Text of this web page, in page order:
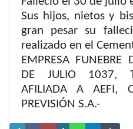
Sus hijos, nietos y
gran pesar su
realizado en el
EMPRESA FUNEBRE
DE JULIO 1037,
AFILIADA A AEFI,
PREVISIÓN S.A.-